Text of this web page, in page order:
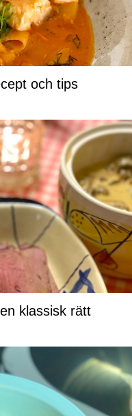
och tips
klassisk rätt